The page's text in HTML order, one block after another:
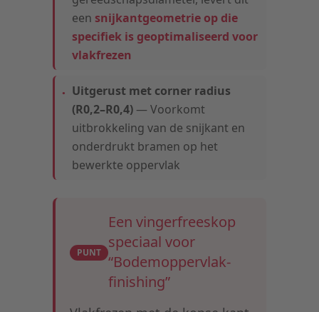
een snijkantgeometrie op die
specifiek is geoptimaliseerd voor
vlakfrezen
Uitgerust met corner radius
(R0,2–R0,4) — Voorkomt
uitbrokkeling van de snijkant en
onderdrukt bramen op het
bewerkte oppervlak
PUNT
Een vingerfreeskop
speciaal voor
“Bodemoppervlak-
finishing”